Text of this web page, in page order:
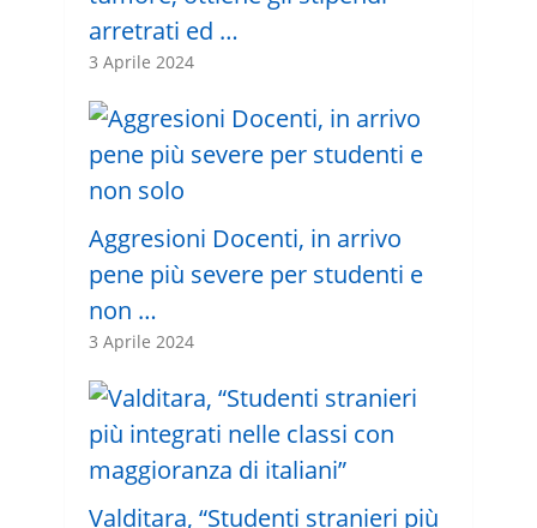
arretrati ed …
3 Aprile 2024
Aggresioni Docenti, in arrivo
pene più severe per studenti e
non …
3 Aprile 2024
Valditara, “Studenti stranieri più